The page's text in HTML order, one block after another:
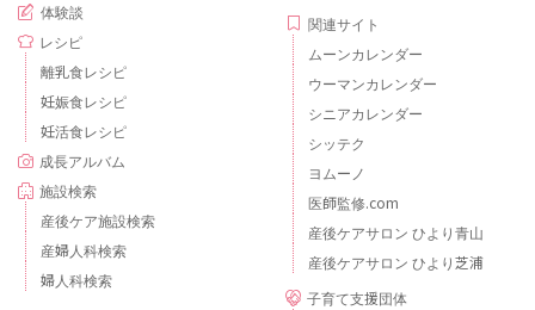
体験談
レシピ
離乳食レシピ
妊娠食レシピ
妊活食レシピ
成長アルバム
施設検索
産後ケア施設検索
産婦人科検索
婦人科検索
関連サイト
ムーンカレンダー
ウーマンカレンダー
シニアカレンダー
シッテク
ヨムーノ
医師監修.com
産後ケアサロン ひより青山
産後ケアサロン ひより芝浦
子育て支援団体